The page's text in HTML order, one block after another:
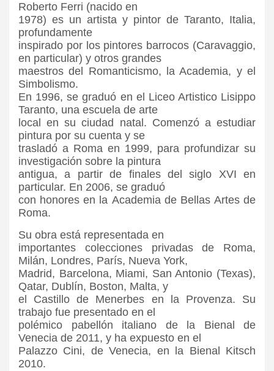
Roberto Ferri (nacido en
1978) es un artista y pintor de Taranto, Italia,
profundamente
inspirado por los pintores barrocos (Caravaggio,
en particular) y otros grandes
maestros del Romanticismo, la Academia, y el
Simbolismo.
En 1996, se graduó en el Liceo Artistico Lisippo
Taranto, una escuela de arte
local en su ciudad natal. Comenzó a estudiar
pintura por su cuenta y se
trasladó a Roma en 1999, para profundizar su
investigación sobre la pintura
antigua, a partir de finales del siglo XVI en
particular. En 2006, se graduó
con honores en la Academia de Bellas Artes de
Roma.
Su obra está representada en
importantes colecciones privadas de Roma,
Milán, Londres, París, Nueva York,
Madrid, Barcelona, Miami, San Antonio (Texas),
Qatar, Dublín, Boston, Malta, y
el Castillo de Menerbes en la Provenza. Su
trabajo fue presentado en el
polémico pabellón italiano de la Bienal de
Venecia de 2011, y ha expuesto en el
Palazzo Cini, de Venecia, en la Bienal Kitsch
2010.